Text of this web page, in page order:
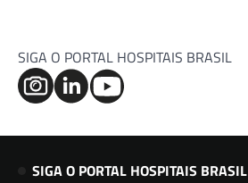
SIGA O PORTAL HOSPITAIS BRASIL
SIGA O PORTAL HOSPITAIS BRASIL